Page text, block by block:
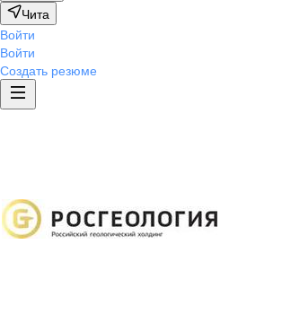
Чита
Войти
Войти
Создать резюме